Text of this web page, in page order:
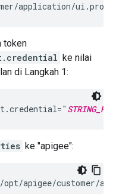
application/
token
ke nilai
di Langkah 1:
ke "apigee":
/opt/apigee/customer/